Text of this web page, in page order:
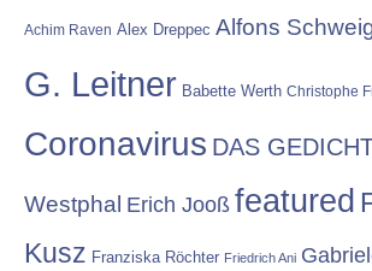
Achim Raven Alex Dreppec Alfons
G. Leitner Babette Werth Christophe
Coronavirus DAS
Westphal Erich Jooß featured
Kusz Franziska Röchter Friedrich Ani